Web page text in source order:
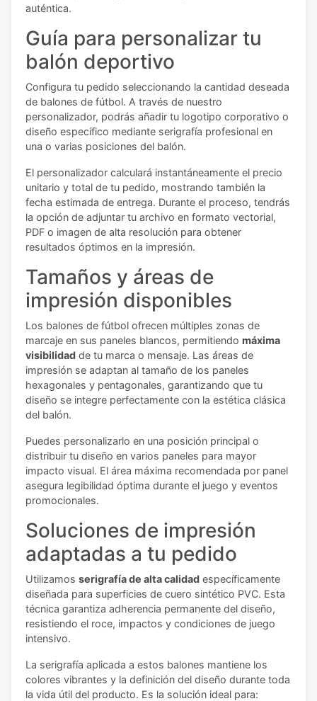
auténtica.
Guía para personalizar tu
balón deportivo
Configura tu pedido seleccionando la cantidad deseada
de balones de fútbol. A través de nuestro
personalizador, podrás añadir tu logotipo corporativo o
diseño específico mediante serigrafía profesional en
una o varias posiciones del balón.
El personalizador calculará instantáneamente el precio
unitario y total de tu pedido, mostrando también la
fecha estimada de entrega. Durante el proceso, tendrás
la opción de adjuntar tu archivo en formato vectorial,
PDF o imagen de alta resolución para obtener
resultados óptimos en la impresión.
Tamaños y áreas de
impresión disponibles
Los balones de fútbol ofrecen múltiples zonas de
marcaje en sus paneles blancos, permitiendo máxima
visibilidad de tu marca o mensaje. Las áreas de
impresión se adaptan al tamaño de los paneles
hexagonales y pentagonales, garantizando que tu
diseño se integre perfectamente con la estética clásica
del balón.
Puedes personalizarlo en una posición principal o
distribuir tu diseño en varios paneles para mayor
impacto visual. El área máxima recomendada por panel
asegura legibilidad óptima durante el juego y eventos
promocionales.
Soluciones de impresión
adaptadas a tu pedido
Utilizamos serigrafía de alta calidad específicamente
diseñada para superficies de cuero sintético PVC. Esta
técnica garantiza adherencia permanente del diseño,
resistiendo el roce, impactos y condiciones de juego
intensivo.
La serigrafía aplicada a estos balones mantiene los
colores vibrantes y la definición del diseño durante toda
la vida útil del producto. Es la solución ideal para: